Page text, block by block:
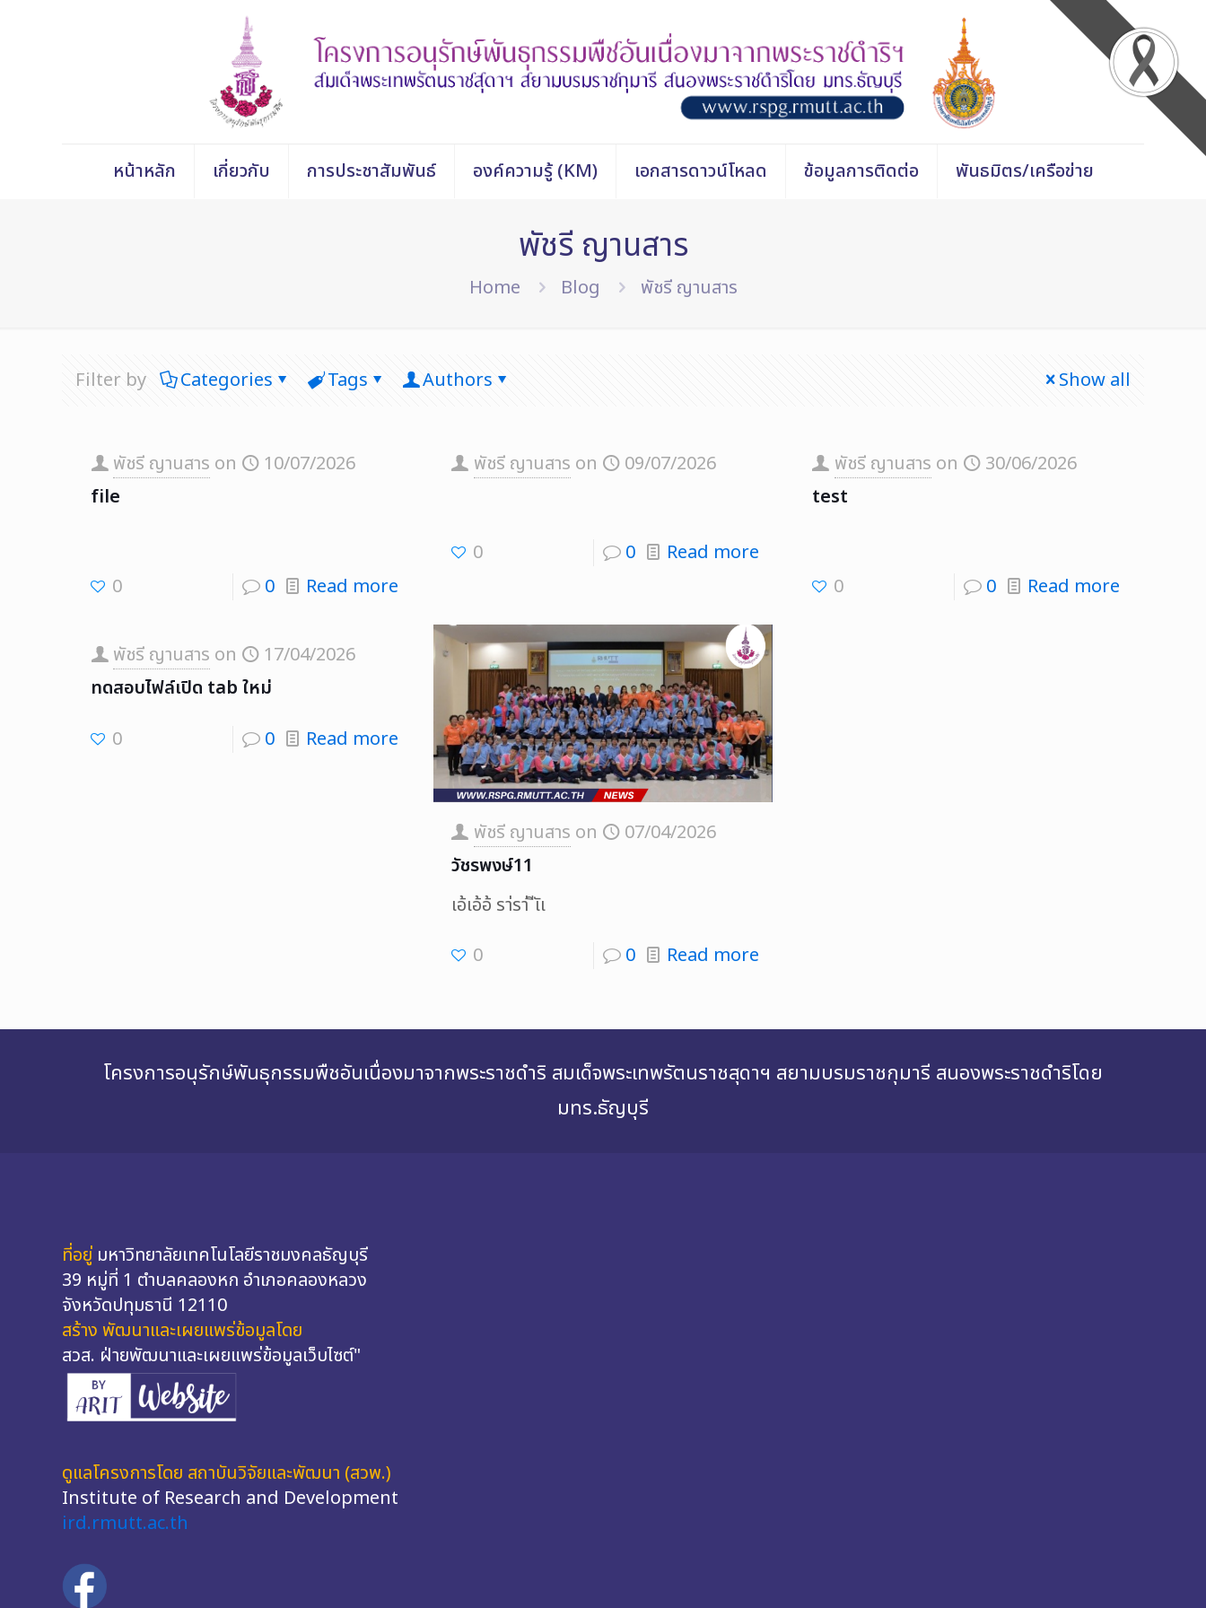
หน้าหลัก เกี่ยวกับ การประชาสัมพันธ์ องค์ความรู้ (KM) เอกสารดาวน์โหลด ข้อมูลการติดต่อ พันธมิตร/เครือข่าย
พัชรี ญานสาร
Home Blog พัชรี ญานสาร
Filter by Categories Tags Authors Show all
พัชรี ญานสาร on
10/07/2026
file
0 0 Read more
พัชรี ญานสาร on 09/07/2026
0 0 Read more
พัชรี ญานสาร on
30/06/2026
test
0 0 Read more
พัชรี ญานสาร on
17/04/2026
ทดสอบไฟล์เปิด tab ใหม่
0
0 Read more
พัชรี ญานสาร on
07/04/2026
วัชรพงษ์11
เอ้เอ้อ้ รา่รา่ ีเัเ
0
0 Read more
โครงการอนุรักษ์พันธุกรรมพืชอันเนื่องมาจากพระราชดำริ สมเด็จพระเทพรัตนราชสุดาฯ สยามบรมราชกุมารี สนองพระราชดำริโดย
มทร.ธัญบุรี
ที่อยู่ มหาวิทยาลัยเทคโนโลยีราชมงคลธัญบุรี
39 หมู่ที่ 1 ตำบลคลองหก อำเภอคลองหลวง
จังหวัดปทุมธานี 12110
สร้าง พัฒนาและเผยแพร่ข้อมูลโดย
สวส. ฝ่ายพัฒนาและเผยแพร่ข้อมูลเว็บไซต์"
ดูแลโครงการโดย สถาบันวิจัยและพัฒนา (สวพ.)
Institute of Research and Development
ird.rmutt.ac.th